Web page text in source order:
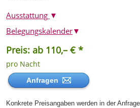
Ausstattung ▼
Preis: ab 110,– € *
pro Nacht
Anfragen
Konkrete Preisangaben werden in der
Belegungskalender▼